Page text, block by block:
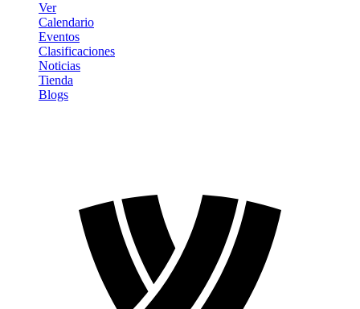
Ver
Calendario
Eventos
Clasificaciones
Noticias
Tienda
Blogs